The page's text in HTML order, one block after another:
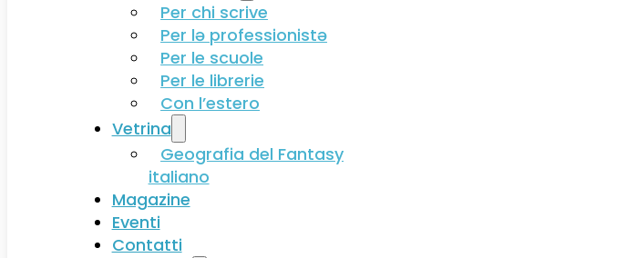
Per chi scrive
Per lə professionistə
Per le scuole
Per le librerie
Con l’estero
Vetrina
Geografia del Fantasy
italiano
Magazine
Eventi
Contatti